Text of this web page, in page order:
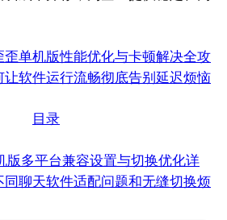
歪单机版性能优化与卡顿解决全攻
软件运行流畅彻底告别延迟烦恼
目录
版多平台兼容设置与切换优化详
聊天软件适配问题和无缝切换烦